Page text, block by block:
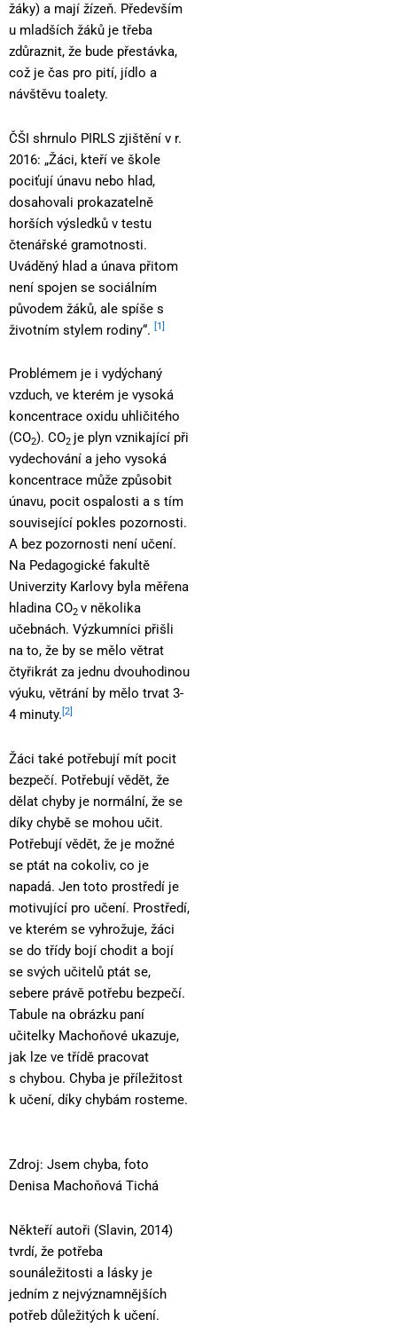
žáky) a mají žízeň. Především
u mladších žáků je třeba
zdůraznit, že bude přestávka,
což je čas pro pití, jídlo a
návštěvu toalety.
ČŠI shrnulo PIRLS zjištění v r.
2016: „Žáci, kteří ve škole
pociťují únavu nebo hlad,
dosahovali prokazatelně
horších výsledků v testu
čtenářské gramotnosti.
Uváděný hlad a únava přitom
není spojen se sociálním
původem žáků, ale spíše s
životním stylem rodiny“.
[1]
Problémem je i vydýchaný
vzduch, ve kterém je vysoká
koncentrace oxidu uhličitého
(CO2). CO2je plyn vznikající při
vydechování a jeho vysoká
koncentrace může způsobit
únavu, pocit ospalosti a s tím
související pokles pozornosti.
A bez pozornosti není učení.
Na Pedagogické fakultě
Univerzity Karlovy byla měřena
hladina CO2 v několika
učebnách. Výzkumníci přišli
na to, že by se mělo větrat
čtyřikrát za jednu dvouhodinou
výuku, větrání by mělo trvat 3-
4 minuty.[2]
Žáci také potřebují mít pocit
bezpečí. Potřebují vědět, že
dělat chyby je normální, že se
díky chybě se mohou učit.
Potřebují vědět, že je možné
se ptát na cokoliv, co je
napadá. Jen toto prostředí je
motivující pro učení. Prostředí,
ve kterém se vyhrožuje, žáci
se do třídy bojí chodit a bojí
se svých učitelů ptát se,
sebere právě potřebu bezpečí.
Tabule na obrázku paní
učitelky Machoňové ukazuje,
jak lze ve třídě pracovat
s chybou. Chyba je příležitost
k učení, díky chybám rosteme.
Zdroj: Jsem chyba, foto
Denisa Machoňová Tichá
Někteří autoři (Slavin, 2014)
tvrdí, že potřeba
sounáležitosti a lásky je
jedním z nejvýznamnějších
potřeb důležitých k učení.